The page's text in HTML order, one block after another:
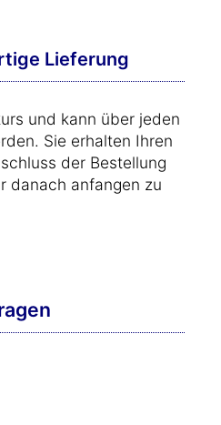
Lieferung
und kann über jeden
Sie erhalten Ihren
der Bestellung
danach anfangen zu